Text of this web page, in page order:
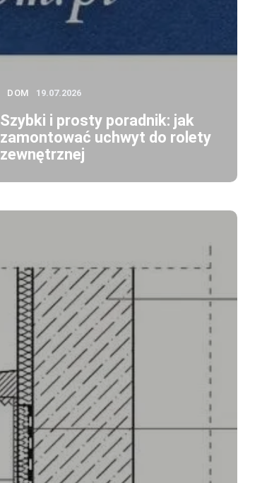
DOM 19.07.2026
Szybki i prosty poradnik: jak
zamontować uchwyt do rolety
zewnętrznej